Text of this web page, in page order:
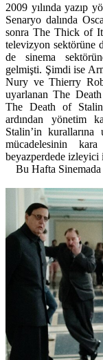
2009 yılında yazıp
Senaryo dalında
sonra The Thick of
televizyon sektörüne
de sinema
gelmişti. Şimdi ise
Nury ve Thierry
uyarlanan The
The Death of
ardından yönetim
Stalin’in
mücadelesinin
beyazperdede izleyici
Bu Hafta